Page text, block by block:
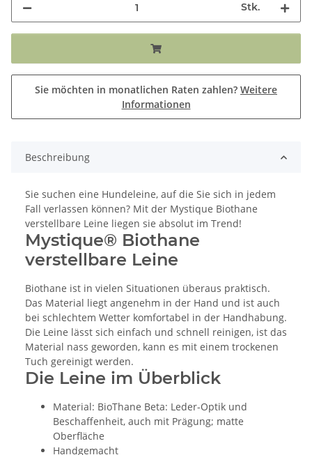
Stk.
Sie möchten in monatlichen Raten zahlen? Weitere
Informationen
Beschreibung
Sie suchen eine Hundeleine, auf die Sie sich in jedem
Fall verlassen können? Mit der Mystique Biothane
verstellbare Leine liegen sie absolut im Trend!
Mystique® Biothane
verstellbare Leine
Biothane ist in vielen Situationen überaus praktisch.
Das Material liegt angenehm in der Hand und ist auch
bei schlechtem Wetter komfortabel in der Handhabung.
Die Leine lässt sich einfach und schnell reinigen, ist das
Material nass geworden, kann es mit einem trockenen
Tuch gereinigt werden.
Die Leine im Überblick
Material: BioThane Beta: Leder-Optik und
Beschaffenheit, auch mit Prägung; matte
Oberfläche
Handgemacht